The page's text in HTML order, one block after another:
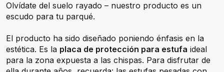
Olvídate del suelo rayado – nuestro producto es un
escudo para tu parqué.
El producto ha sido diseñado poniendo énfasis en la
estética. Es la placa de protección para estufa ideal
para la zona expuesta a las chispas. Para disfrutar de